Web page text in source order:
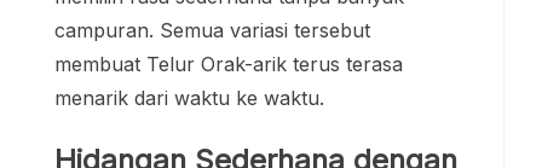
campuran. Semua variasi tersebut
membuat Telur Orak-arik terus terasa
menarik dari waktu ke waktu.
Hidangan Sederhana dengan